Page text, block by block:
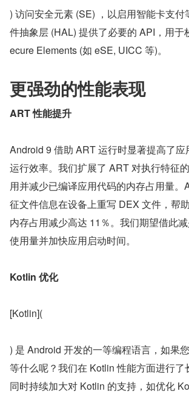
) 访问安全元素 (SE) ，以启用智能卡支付
件抽象层 (HAL) 提供了必要的 API，用于
ecure Elements (如 eSE, UICC 等)。
更强劲的性能表现
ART 性能提升
Android 9 借助 ART 运行时显著提高了
运行效率。我们扩展了 ART 对执行特征
用并减少已编译应用代码的内存占用量。
征文件信息在设备上重写 DEX 文件，帮
内存占用减少高达 11％。我们期望借此
使用量并加快应用启动时间。
Kotlin 优化
[Kotlin](
) 是 Android 开发的一等编程语言，如果
等什么呢？我们在 Kotlin 性能方面进行了
同时持续加大对 Kotlin 的支持，如优化